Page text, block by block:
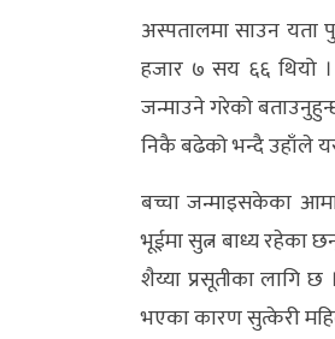
अस्पतालमा साउन
हजार ७ सय ६६ थियो
जन्माउने गरेको
निकै बढेको भन्दै उहाँले
बच्चा जन्माइसकेका
भूईमा सुत्न बाध्य रहेका
शैय्या प्रसूतीका लागि
भएका कारण सुत्केरी